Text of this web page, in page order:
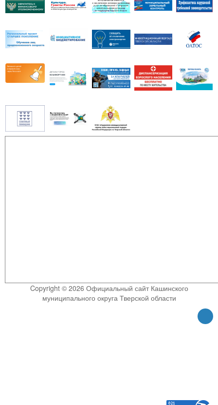
Copyright © 2026 Официальный сайт Кашинского
муниципального округа Тверской области